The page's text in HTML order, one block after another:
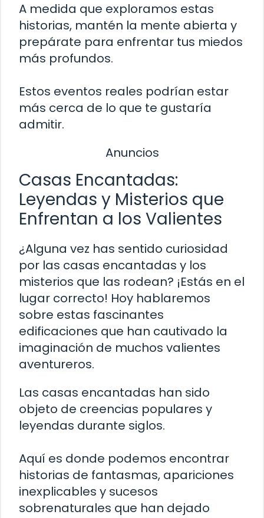
A medida que exploramos estas
historias, mantén la mente abierta y
prepárate para enfrentar tus miedos
más profundos.
Estos eventos reales podrían estar
más cerca de lo que te gustaría
admitir.
Anuncios
Casas Encantadas:
Leyendas y Misterios que
Enfrentan a los Valientes
¿Alguna vez has sentido curiosidad
por las casas encantadas y los
misterios que las rodean? ¡Estás en el
lugar correcto! Hoy hablaremos
sobre estas fascinantes
edificaciones que han cautivado la
imaginación de muchos valientes
aventureros.
Las casas encantadas han sido
objeto de creencias populares y
leyendas durante siglos.
Aquí es donde podemos encontrar
historias de fantasmas, apariciones
inexplicables y sucesos
sobrenaturales que han dejado